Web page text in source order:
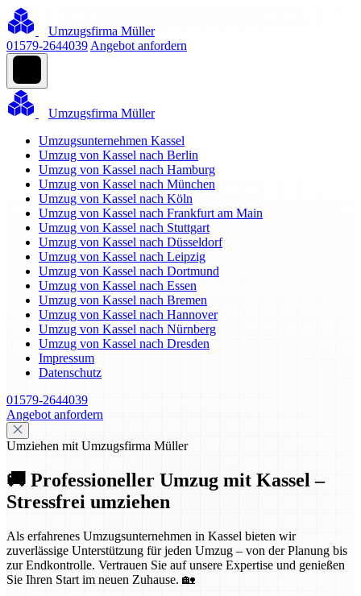
Umzugsfirma Müller
01579-2644039 Angebot anfordern
Umzugsfirma Müller
Umzugsunternehmen Kassel
Umzug von Kassel nach Berlin
Umzug von Kassel nach Hamburg
Umzug von Kassel nach München
Umzug von Kassel nach Köln
Umzug von Kassel nach Frankfurt am Main
Umzug von Kassel nach Stuttgart
Umzug von Kassel nach Düsseldorf
Umzug von Kassel nach Leipzig
Umzug von Kassel nach Dortmund
Umzug von Kassel nach Essen
Umzug von Kassel nach Bremen
Umzug von Kassel nach Hannover
Umzug von Kassel nach Nürnberg
Umzug von Kassel nach Dresden
Impressum
Datenschutz
01579-2644039
Angebot anfordern
Umziehen mit Umzugsfirma Müller
🚚 Professioneller Umzug mit Kassel –
Stressfrei umziehen
Als erfahrenes Umzugsunternehmen in Kassel bieten wir
zuverlässige Unterstützung für jeden Umzug – von der Planung bis
zur Endkontrolle. Vertrauen Sie auf unsere Expertise und genießen
Sie Ihren Start im neuen Zuhause. 🏡